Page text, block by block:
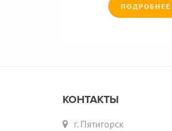
ПОДРОБНЕЕ
КОНТАКТЫ
г. Пятигорск